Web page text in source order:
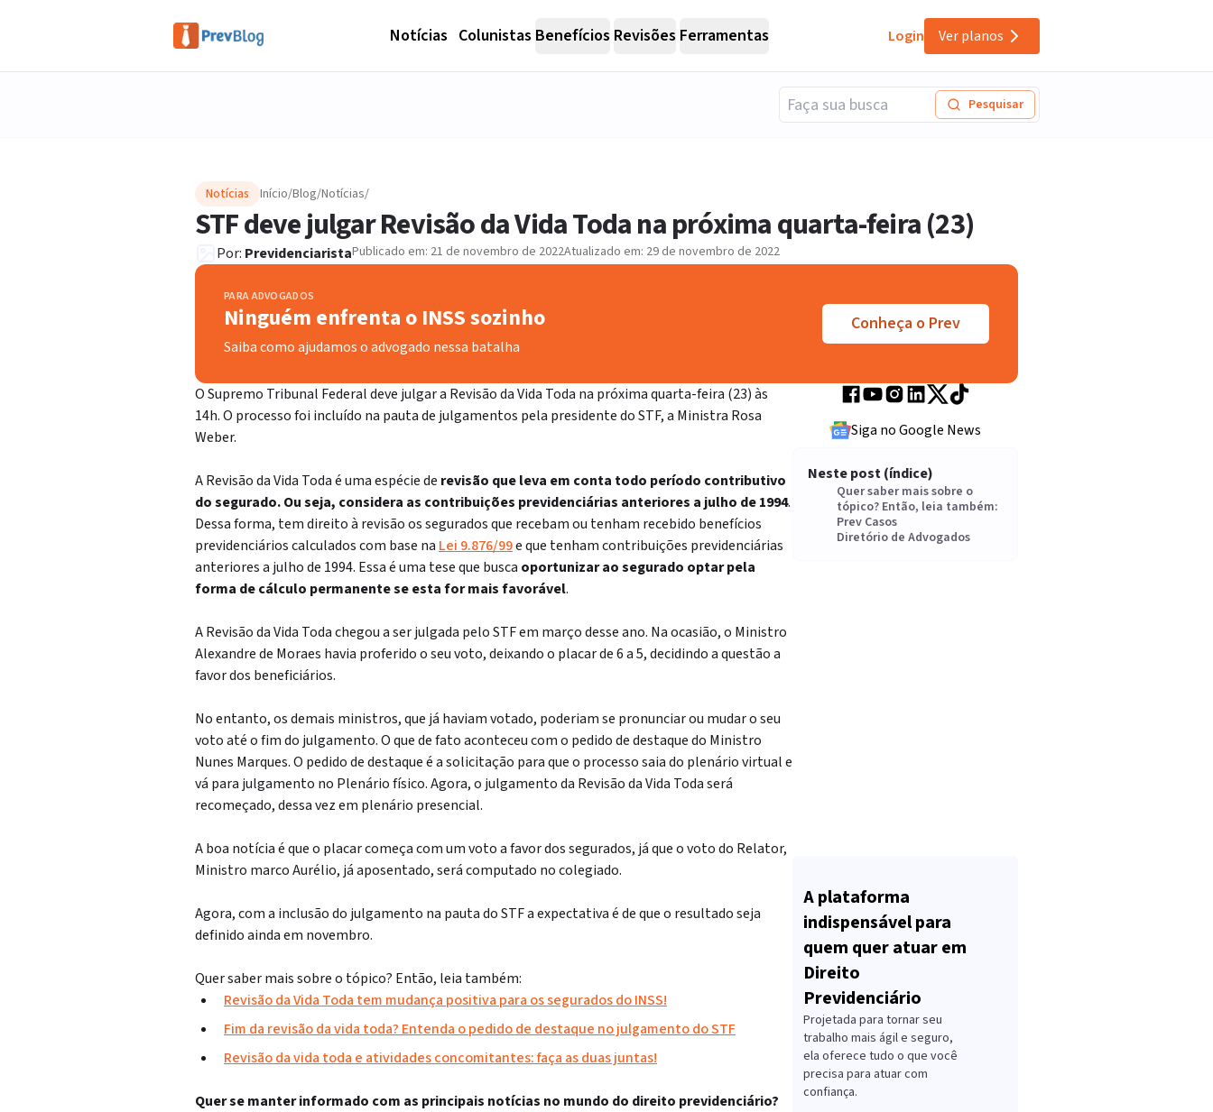
Notícias Colunistas Benefícios Revisões Ferramentas Login Ver planos
Pesquisar
Notícias Início/Blog/Notícias/
STF deve julgar Revisão da Vida Toda na próxima quarta-feira (23)
Por: PrevidenciaristaPublicado em: 21 de novembro de 2022Atualizado em: 29 de novembro de 2022
PARA ADVOGADOS
Ninguém enfrenta o INSS sozinho
Saiba como ajudamos o advogado nessa batalha
Conheça o Prev
O Supremo Tribunal Federal deve julgar a Revisão da Vida Toda na próxima quarta-feira (23) às
14h. O processo foi incluído na pauta de julgamentos pela presidente do STF, a Ministra Rosa
Weber.
A Revisão da Vida Toda é uma espécie de revisão que leva em conta todo período contributivo
do segurado. Ou seja, considera as contribuições previdenciárias anteriores a julho de 1994.
Dessa forma, tem direito à revisão os segurados que recebam ou tenham recebido benefícios
previdenciários calculados com base na Lei 9.876/99e que tenham contribuições previdenciárias
anteriores a julho de 1994. Essa é uma tese que busca oportunizar ao segurado optar pela
forma de cálculo permanente se esta for mais favorável.
A Revisão da Vida Toda chegou a ser julgada pelo STF em março desse ano. Na ocasião, o Ministro
Alexandre de Moraes havia proferido o seu voto, deixando o placar de 6 a 5, decidindo a questão a
favor dos beneficiários.
No entanto, os demais ministros, que já haviam votado, poderiam se pronunciar ou mudar o seu
voto até o fim do julgamento. O que de fato aconteceu com o pedido de destaque do Ministro
Nunes Marques. O pedido de destaque é a solicitação para que o processo saia do plenário virtual e
vá para julgamento no Plenário físico. Agora, o julgamento da Revisão da Vida Toda será
recomeçado, dessa vez em plenário presencial.
Siga no Google News
Neste post (índice)
Quer saber mais sobre o
tópico? Então, leia também:
Prev Casos
Diretório de Advogados
A boa notícia é que o placar começa com um voto a favor dos segurados, já que o voto do Relator,
Ministro marco Aurélio, já aposentado, será computado no colegiado.
Agora, com a inclusão do julgamento na pauta do STF a expectativa é de que o resultado seja
definido ainda em novembro.
Quer saber mais sobre o tópico? Então, leia também:
Revisão da Vida Toda tem mudança positiva para os segurados do INSS!
Fim da revisão da vida toda? Entenda o pedido de destaque no julgamento do STF
Revisão da vida toda e atividades concomitantes: faça as duas juntas!
Quer se manter informado com as principais notícias no mundo do direito previdenciário?
A plataforma
indispensável para
quem quer atuar em
Direito
Previdenciário
Projetada para tornar seu
trabalho mais ágil e seguro,
ela oferece tudo o que você
precisa para atuar com
confiança.